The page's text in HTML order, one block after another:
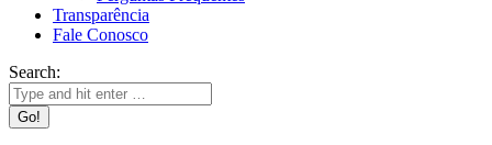
Transparência
Fale Conosco
Search: